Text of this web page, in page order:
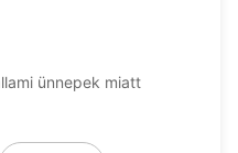
ünnepek miatt